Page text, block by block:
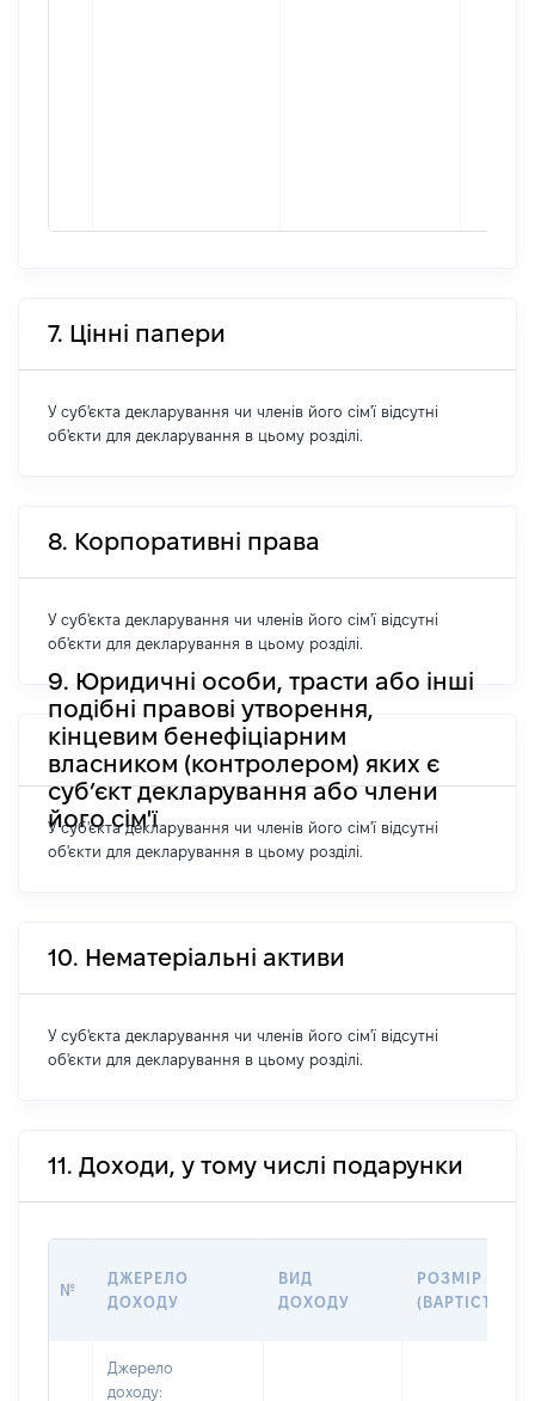
7. Цінні папери
У суб'єкта декларування чи членів його сім'ї відсутні
об'єкти для декларування в цьому розділі.
8. Корпоративні права
У суб'єкта декларування чи членів його сім'ї відсутні
об'єкти для декларування в цьому розділі.
9. Юридичні особи, трасти або інші
подібні правові утворення,
кінцевим бенефіціарним
власником (контролером) яких є
суб’єкт декларування або члени
його сім'ї
У суб'єкта декларування чи членів його сім'ї відсутні
об'єкти для декларування в цьому розділі.
10. Нематеріальні активи
У суб'єкта декларування чи членів його сім'ї відсутні
об'єкти для декларування в цьому розділі.
11. Доходи, у тому числі подарунки
№
ДЖЕРЕЛО
ДОХОДУ
ВИД
ДОХОДУ
РОЗМІР
(ВАРТІСТЬ)
Джерело
доходу: